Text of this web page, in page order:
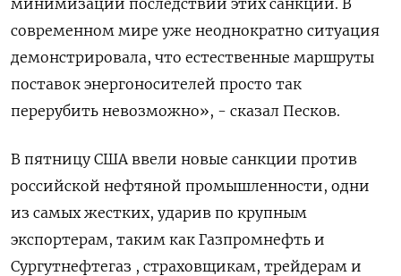
минимизации последствий этих санкций. В
современном мире уже неоднократно ситуация
демонстрировала, что естественные маршруты
поставок энергоносителей просто так
перерубить невозможно», - сказал Песков.
В пятницу США ввели новые санкции против
российской нефтяной промышленности, одни
из самых жестких, ударив по крупным
экспортерам, таким как Газпромнефть и
Сургутнефтегаз , страховщикам, трейдерам и